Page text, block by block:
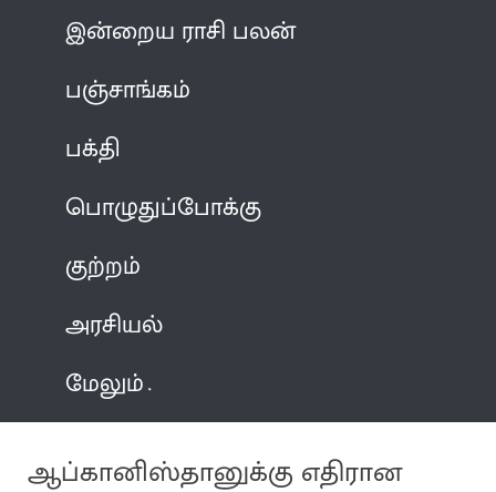
இன்றைய ராசி பலன்
பஞ்சாங்கம்
பக்தி
பொழுதுப்போக்கு
குற்றம்
அரசியல்
மேலும்
ஆப்கானிஸ்தானுக்கு எதிரான